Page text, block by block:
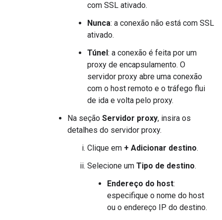
com SSL ativado.
Nunca: a conexão não está com SSL
ativado.
Túnel: a conexão é feita por um
proxy de encapsulamento. O
servidor proxy abre uma conexão
com o host remoto e o tráfego flui
de ida e volta pelo proxy.
Na seção Servidor proxy, insira os
detalhes do servidor proxy.
Clique em + Adicionar destino.
Selecione um Tipo de destino.
Endereço do host:
especifique o nome do host
ou o endereço IP do destino.